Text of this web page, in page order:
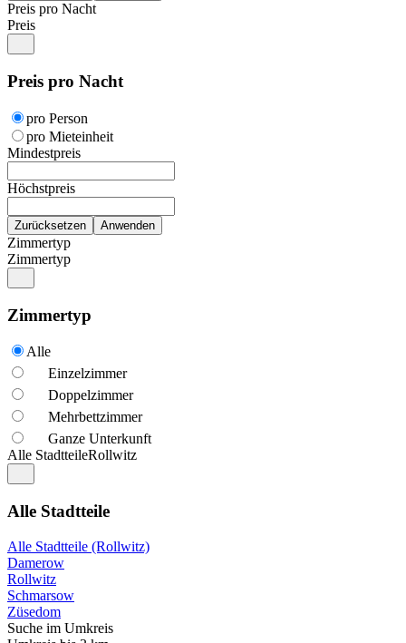
Preis pro Nacht
Preis
Preis pro Nacht
pro Person
pro Mieteinheit
Mindestpreis
Höchstpreis
Zimmertyp
Zimmertyp
Zimmertyp
Alle
Einzelzimmer
Doppelzimmer
Mehrbettzimmer
Ganze Unterkunft
Alle StadtteileRollwitz
Alle Stadtteile
Alle Stadtteile (Rollwitz)
Damerow
Rollwitz
Schmarsow
Züsedom
Suche im Umkreis